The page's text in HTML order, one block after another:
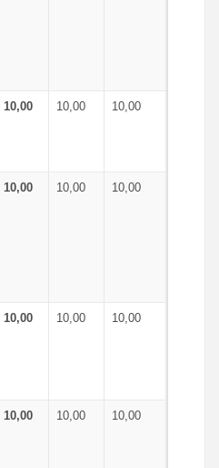
10,00 10,00 10,00
10,00 10,00 10,00
10,00 10,00 10,00
10,00 10,00 10,00